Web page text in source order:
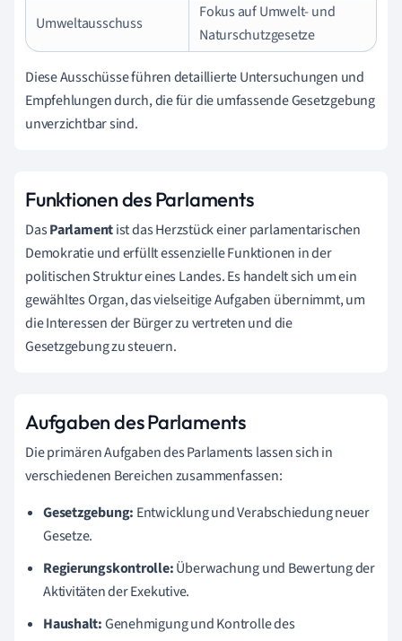
Umweltausschuss
Fokus auf Umwelt- und
Naturschutzgesetze
Diese Ausschüsse führen detaillierte Untersuchungen und
Empfehlungen durch, die für die umfassende Gesetzgebung
unverzichtbar sind.
Funktionen des Parlaments
DasParlamentist das Herzstück einer parlamentarischen
Demokratie und erfüllt essenzielle Funktionen in der
politischen Struktur eines Landes. Es handelt sich um ein
gewähltes Organ, das vielseitige Aufgaben übernimmt, um
die Interessen der Bürger zu vertreten und die
Gesetzgebung zu steuern.
Aufgaben des Parlaments
Die primären Aufgaben des Parlaments lassen sich in
verschiedenen Bereichen zusammenfassen:
Gesetzgebung: Entwicklung und Verabschiedung neuer
Gesetze.
Regierungskontrolle:Überwachung und Bewertung der
Aktivitäten der Exekutive.
Haushalt:Genehmigung und Kontrolle des